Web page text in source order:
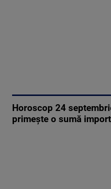
Horoscop 24
primeşte o sumă